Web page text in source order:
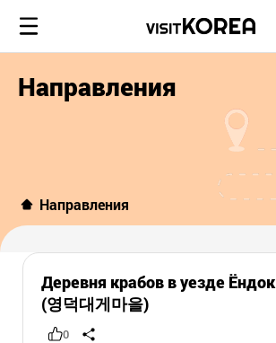
Направления
Направления
Деревня крабов в уезде Ёндок
(영덕대게마을)
0